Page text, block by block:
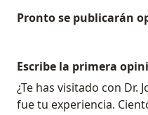
Pronto se publicarán
Escribe la primera
¿Te has visitado con Dr.
fue tu experiencia.